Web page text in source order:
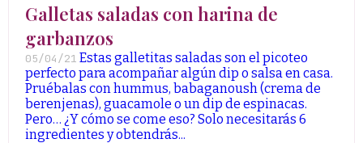
Galletas saladas con harina de
garbanzos
05/04/21 Estas galletitas saladas son el picoteo
perfecto para acompañar algún dip o salsa en casa.
Pruébalas con hummus, babaganoush (crema de
berenjenas), guacamole o un dip de espinacas.
Pero… ¿Y cómo se come eso? Solo necesitarás 6
ingredientes y obtendrás...